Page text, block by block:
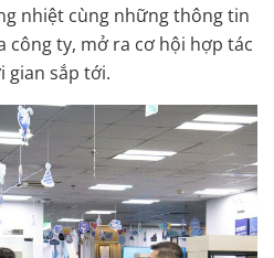
nhiệt cùng những thông tin
công ty, mở ra cơ hội hợp tác
gian sắp tới.